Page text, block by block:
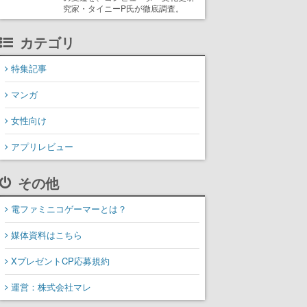
究家・タイニーP氏が徹底調査。
カテゴリ
特集記事
マンガ
女性向け
アプリレビュー
その他
電ファミニコゲーマーとは？
媒体資料はこちら
XプレゼントCP応募規約
運営：株式会社マレ